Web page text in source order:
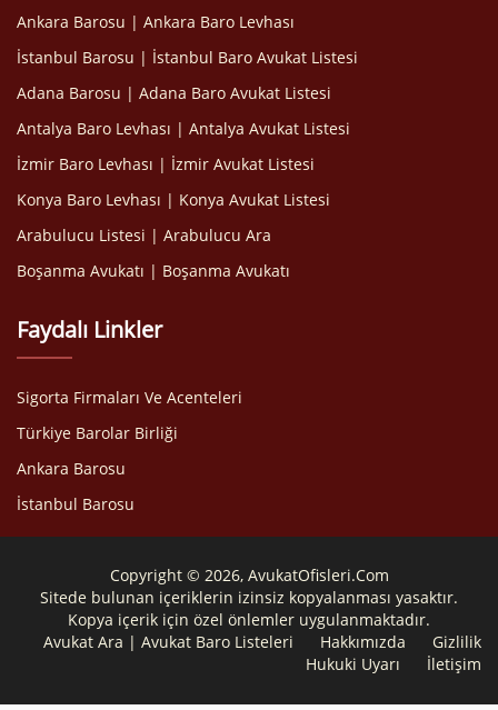
Ankara Barosu | Ankara Baro Levhası
İstanbul Barosu | İstanbul Baro Avukat Listesi
Adana Barosu | Adana Baro Avukat Listesi
Antalya Baro Levhası | Antalya Avukat Listesi
İzmir Baro Levhası | İzmir Avukat Listesi
Konya Baro Levhası | Konya Avukat Listesi
Arabulucu Listesi | Arabulucu Ara
Boşanma Avukatı | Boşanma Avukatı
Faydalı Linkler
Sigorta Firmaları Ve Acenteleri
Türkiye Barolar Birliği
Ankara Barosu
İstanbul Barosu
Copyright © 2026, AvukatOfisleri.Com
Sitede bulunan içeriklerin izinsiz kopyalanması yasaktır.
Kopya içerik için özel önlemler uygulanmaktadır.
Avukat Ara | Avukat Baro Listeleri
Hakkımızda
Gizlilik
Hukuki Uyarı
İletişim